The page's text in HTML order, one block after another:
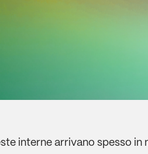
interne arrivano spesso in